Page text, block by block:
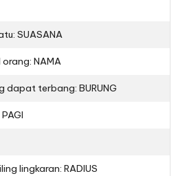
SUASANA
NAMA
dapat terbang: BURUNG
lingkaran: RADIUS